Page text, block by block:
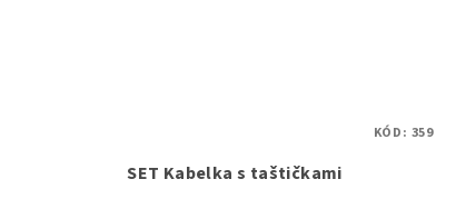
SET Kabelka s taštičkami
KÓD: 359